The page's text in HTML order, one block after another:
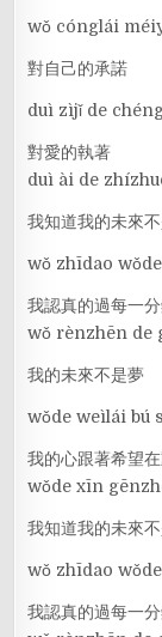
wǒ cónglái
對自己的承諾
duì zìjǐ de
對愛的執著
duì ài de
我知道我的未來
wǒ zhīdao
我認真的過每一
wǒ rènzhēn de
我的未來不是夢
wǒde weìlái bú
我的心跟著希望
wǒde xīn
我知道我的未來
wǒ zhīdao
我認真的過每一